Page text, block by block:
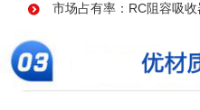
市场占有率：RC阻容吸